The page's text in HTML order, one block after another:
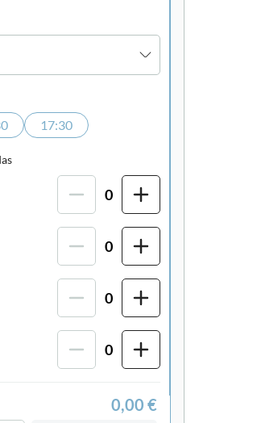
17:30
0
0
0
0
0,00 €